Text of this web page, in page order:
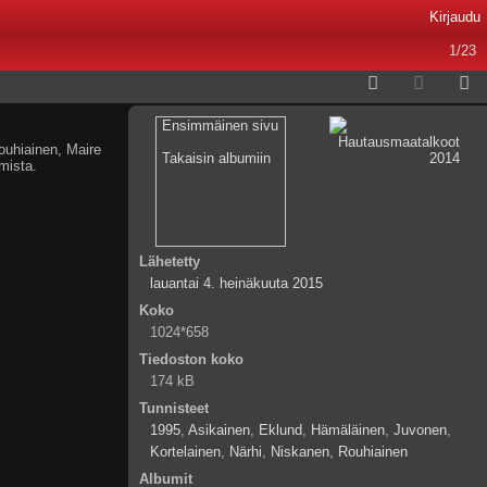
Kirjaudu
1/23
Maire
Ensimmäinen sivu
Takaisin albumiin
Lähetetty
lauantai 4. heinäkuuta 2015
Koko
1024*658
Tiedoston koko
174 kB
Tunnisteet
1995, Asikainen, Eklund, Hämäläinen, Juvonen,
Kortelainen, Närhi, Niskanen, Rouhiainen
Albumit